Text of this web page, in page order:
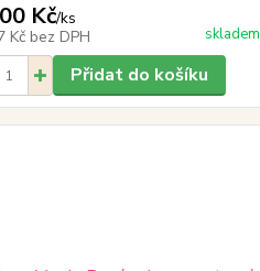
Kč/ks
Kč bez DPH skladem
Přidat do košíku